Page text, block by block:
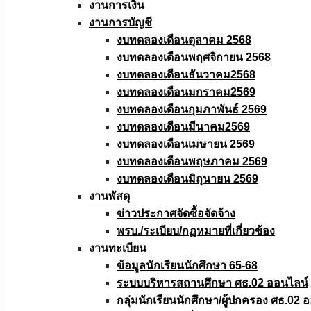
งานการเงิน
งานการบัญชี
งบทดลองเดือนตุลาคม 2568
งบทดลองเดือนพฤศจิกายน 2568
งบทดลองเดือนธันวาคม2568
งบทดลองเดือนมกราคม2569
งบทดลองเดือนกุมภาพันธ์ 2569
งบทดลองเดือนมีนาคม2569
งบทดลองเดือนเมษายน 2569
งบทดลองเดือนพฤษภาคม 2569
งบทดลองเดือนมิถุนายน 2569
งานพัสดุ
ข่าวประกาศจัดซื้อจัดจ้าง
พรบ./ระเบียบ/กฏหมายที่เกี่ยวข้อง
งานทะเบียน
ข้อมูลนักเรียนนักศึกษา 65-68
ระบบบริหารสถานศึกษา ศธ.02 ออนไลน์
กลุ่มนักเรียนนักศึกษา/ผู้ปกครอง ศธ.02